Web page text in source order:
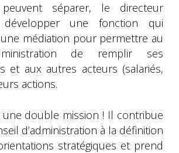
peuvent séparer, le directeur
une fonction qui
une médiation pour permettre au
de remplir ses
et aux autres acteurs (salariés,
actions.
une double mission ! Il contribue
d’administration à la définition
stratégiques et prend